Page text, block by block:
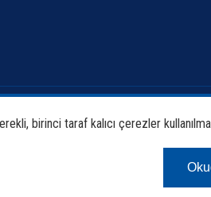
Banka ve Sektör
Sürdürülebilirlik
birinci taraf kalıcı çerezler